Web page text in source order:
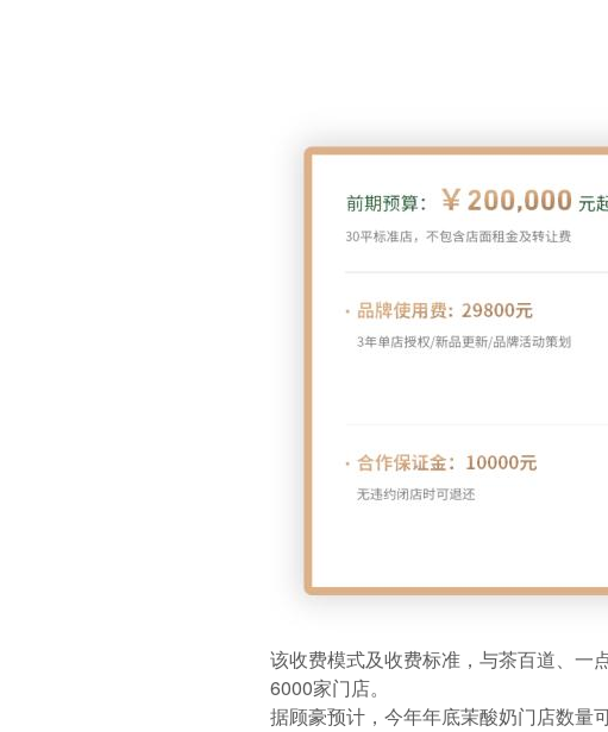
该收费模式及收费标准，与茶百道、一
6000家门店。
据顾豪预计，今年年底茉酸奶门店数量